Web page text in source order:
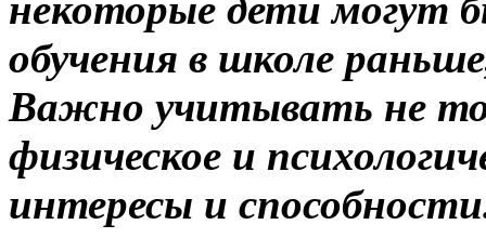
некоторые дети могут
обучения в школе
Важно учитывать не
физическое и
интересы и